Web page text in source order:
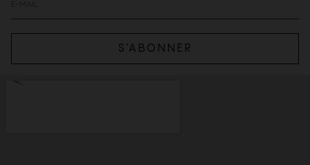
S’ABONNER